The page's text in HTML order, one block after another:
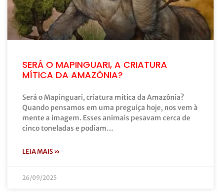
SERÁ O MAPINGUARI, A CRIATURA
MÍTICA DA AMAZÔNIA?
Será o Mapinguari, criatura mítica da Amazônia?
Quando pensamos em uma preguiça hoje, nos vem à
mente a imagem. Esses animais pesavam cerca de
cinco toneladas e podiam…
LEIA MAIS »
26/09/2025